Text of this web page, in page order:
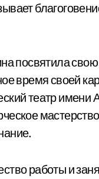
посвятила
время своей
театр
работы и